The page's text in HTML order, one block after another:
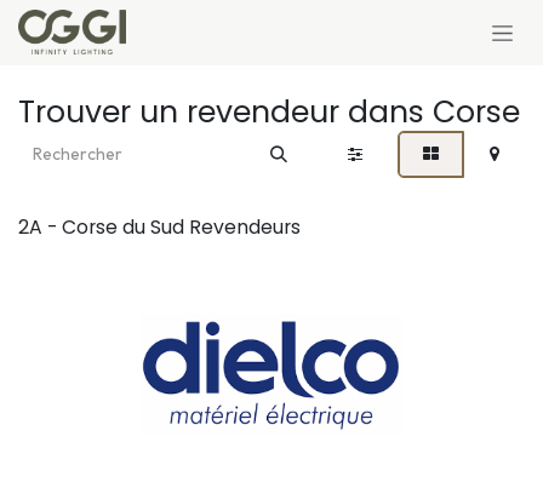
Se rendre au contenu
Trouver un revendeur dans Corse
2A - Corse du Sud Revendeurs